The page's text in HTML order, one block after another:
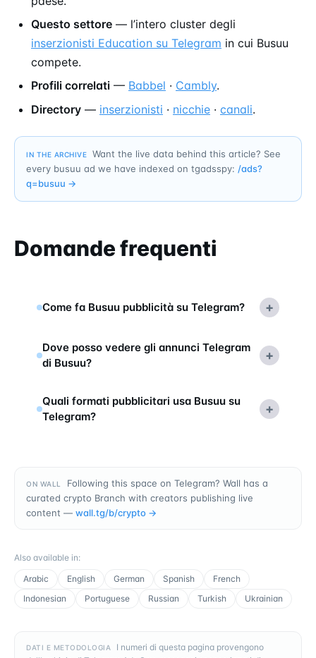
Questo settore — l’intero cluster degli
inserzionisti Education su Telegram in cui Busuu
compete.
Profili correlati — Babbel · Cambly.
Directory — inserzionisti · nicchie · canali.
IN THE ARCHIVE
Want the live data behind this article? See
every busuu ad we have indexed on tgadsspy: /ads?
q=busuu →
Domande frequenti
Come fa Busuu pubblicità su Telegram? +
Dove posso vedere gli annunci Telegram
di Busuu?
+
Quali formati pubblicitari usa Busuu su
Telegram?
+
ON WALL
Following this space on Telegram? Wall has a
curated crypto Branch with creators publishing live
content — wall.tg/b/crypto →
Also available in:
Arabic
English German Spanish
French
Indonesian
Portuguese Russian Turkish Ukrainian
DATI E METODOLOGIA
I numeri di questa pagina provengono